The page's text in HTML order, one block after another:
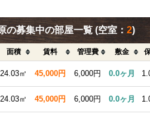
の募集中の部屋一覧 (空室： 2)
面積 賃料 管理費 敷金
24.03㎡ 45,000円 6,000円 0.0ヶ月
24.03㎡ 45,000円 6,000円 0.0ヶ月